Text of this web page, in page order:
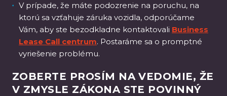
V prípade, že máte podozrenie na poruchu, na
ktorú sa vzťahuje záruka vozidla, odporúčame
Vám, aby ste bezodkladne kontaktovali Business
Lease Call centrum. Postaráme sa o promptné
vyriešenie problému.
ZOBERTE PROSÍM NA VEDOMIE, ŽE
V ZMYSLE ZÁKONA STE POVINNÝ